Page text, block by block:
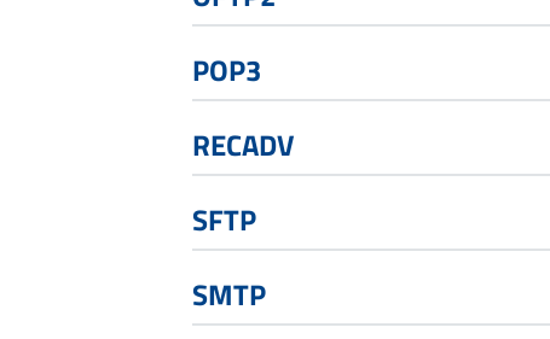
POP3
RECADV
SFTP
SMTP